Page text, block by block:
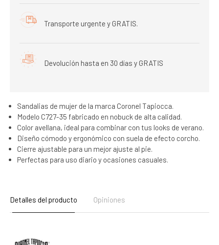
Transporte urgente y GRATIS.
Devolución hasta en 30 días y GRATIS
Sandalias de mujer de la marca Coronel Tapiocca.
Modelo C727-35 fabricado en nobuck de alta calidad.
Color avellana, ideal para combinar con tus looks de verano.
Diseño cómodo y ergonómico con suela de efecto corcho.
Cierre ajustable para un mejor ajuste al pie.
Perfectas para uso diario y ocasiones casuales.
Detalles del producto Opiniones